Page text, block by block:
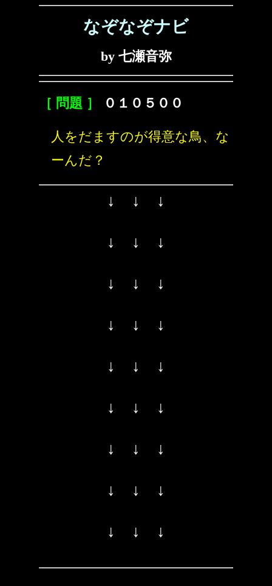
なぞなぞナビ
by 七瀬音弥
［ 問題 ］ ０１０５００
人をだますのが得意な鳥、な
ーんだ？
↓ ↓ ↓
↓ ↓ ↓
↓ ↓ ↓
↓ ↓ ↓
↓ ↓ ↓
↓ ↓ ↓
↓ ↓ ↓
↓ ↓ ↓
↓ ↓ ↓